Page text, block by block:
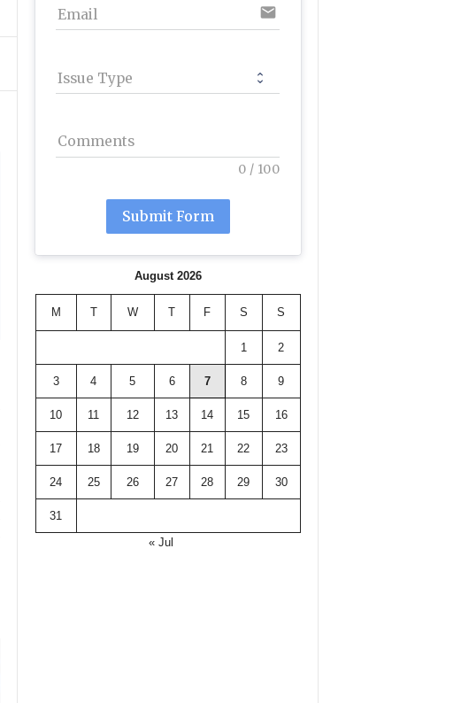
Email email
Issue Type
Comments
0 / 100
Submit Form
August 2026
M T W T F S S
1 2
3 4 5 6 7 8 9
10 11 12 13 14 15 16
17 18 19 20 21 22 23
24 25 26 27 28 29 30
31
« Jul